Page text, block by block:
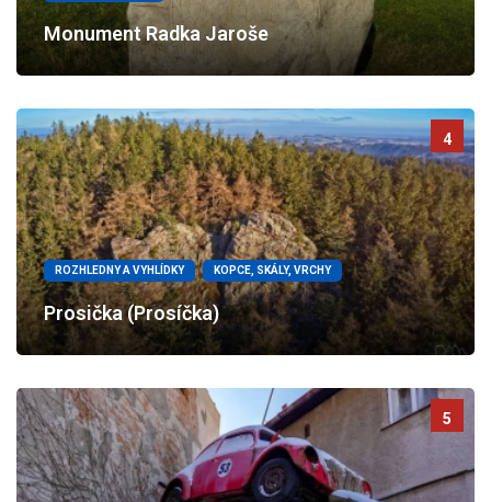
Monument Radka Jaroše
4
ROZHLEDNY A VYHLÍDKY KOPCE, SKÁLY, VRCHY
Prosička (Prosíčka)
5